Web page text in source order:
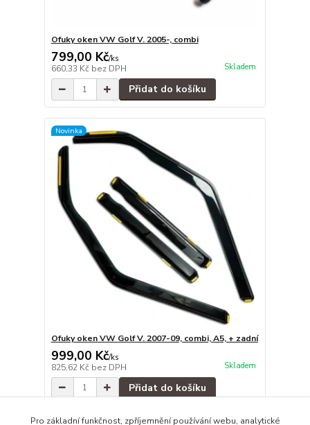
Ofuky oken VW Golf V. 2005-, combi
799,00 Kč/ks
660,33 Kč bez DPH Skladem
Přidat do košíku
Novinka
Ofuky oken VW Golf V. 2007-09, combi, A5, + zadní
999,00 Kč/ks
825,62 Kč bez DPH Skladem
Přidat do košíku
Pro základní funkčnost, zpříjemnění používání webu, analytické